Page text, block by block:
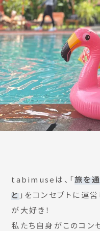
tabimuseは、「旅を
と 」をコンセプトに運
が大好き！
私たち自身がこのコン